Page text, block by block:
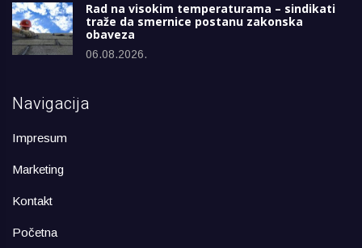
Rad na visokim temperaturama – sindikati
traže da smernice postanu zakonska
obaveza
06.08.2026.
Navigacija
Impresum
Marketing
Kontakt
Početna